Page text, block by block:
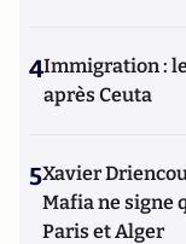
4Immigration :
après Ceuta
5Xavier
Mafia ne signe
Paris et Alger